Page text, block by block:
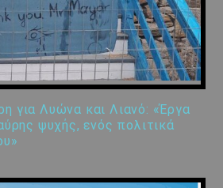
για Λυώνα και Λιανό: «Έργα
ψυχής, ενός πολιτικά